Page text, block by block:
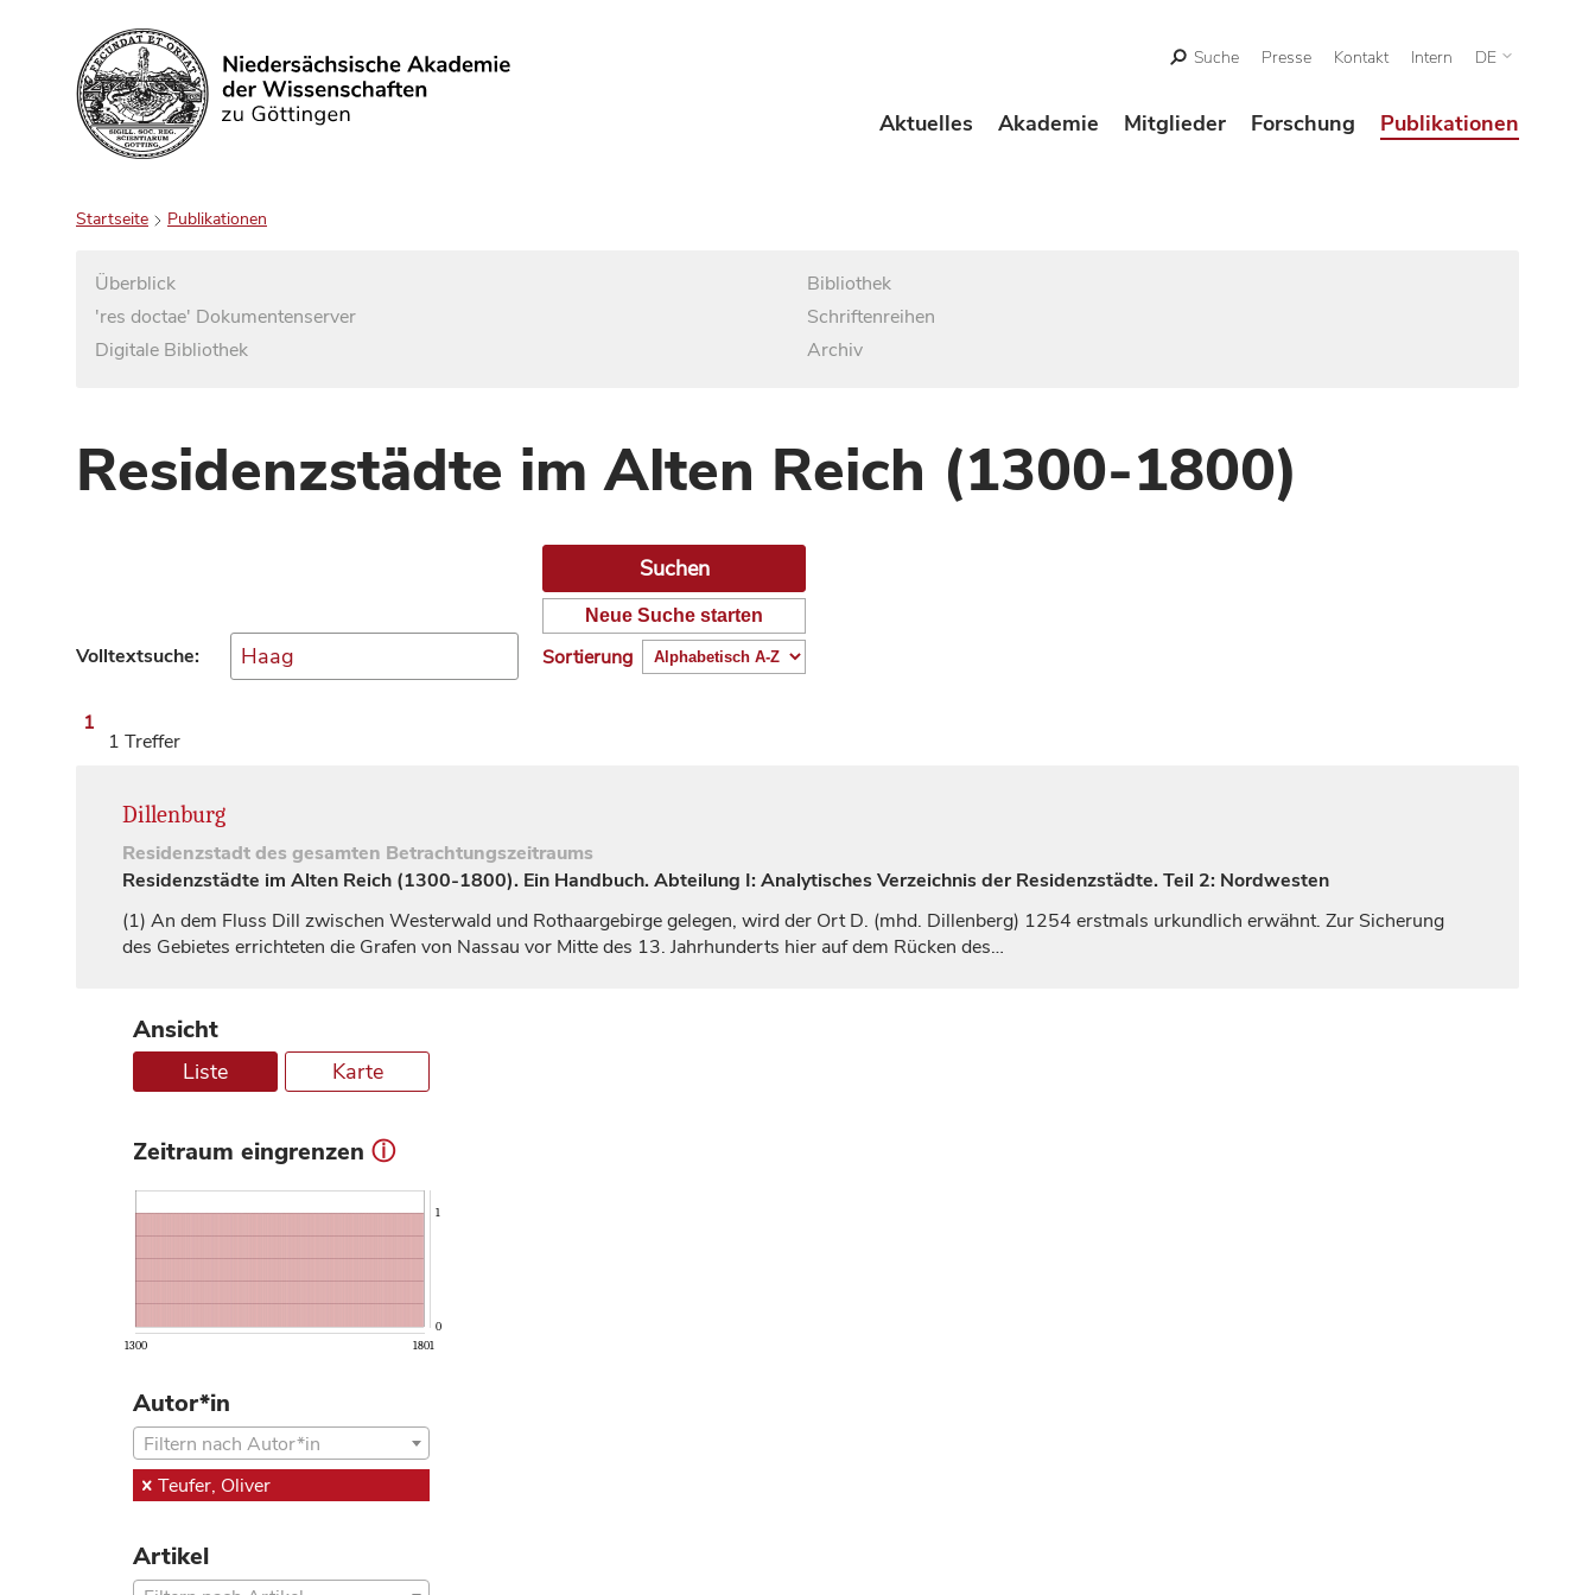
Suchen
Suche Presse Kontakt Intern DE
Aktuelles Akademie Mitglieder Forschung Publikationen
Startseite Publikationen
Überblick
'res doctae' Dokumentenserver
Digitale Bibliothek
Bibliothek
Schriftenreihen
Archiv
Residenzstädte im Alten Reich (1300-1800)
Volltextsuche:
Neue Suche starten
Sortierung
1
1 Treffer
Dillenburg
Residenzstadtdes gesamten Betrachtungszeitraums
Residenzstädte im Alten Reich (1300-1800). Ein Handbuch. Abteilung I: Analytisches Verzeichnis der Residenzstädte. Teil 2: Nordwesten
(1) An dem Fluss Dill zwischen Westerwald und Rothaargebirge gelegen, wird der Ort D. (mhd. Dillenberg) 1254 erstmals urkundlich erwähnt. Zur Sicherung
des Gebietes errichteten die Grafen von Nassau vor Mitte des 13. Jahrhunderts hier auf dem Rücken des…
Ansicht
Liste Karte
Zeitraum eingrenzen ⓘ
1300 1801
0
1
Autor*in
Filtern nach Autor*in
Teufer, Oliver
Artikel